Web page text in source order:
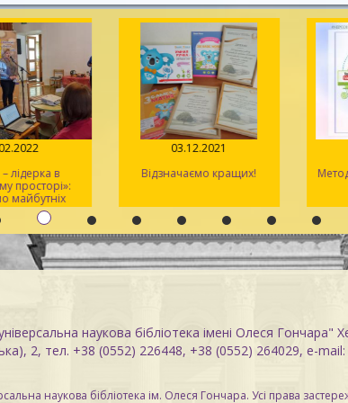
лідерка в
просторі»:
майбутніх
/ День 1
03.12.2021
Відзначаємо кращих!
наукова бібліотека імені Олеся Гончара"
2, тел. +38 (0552) 226448, +38 (0552) 264029, e-mail:
наукова бібліотека ім. Олеся Гончара. Усі права